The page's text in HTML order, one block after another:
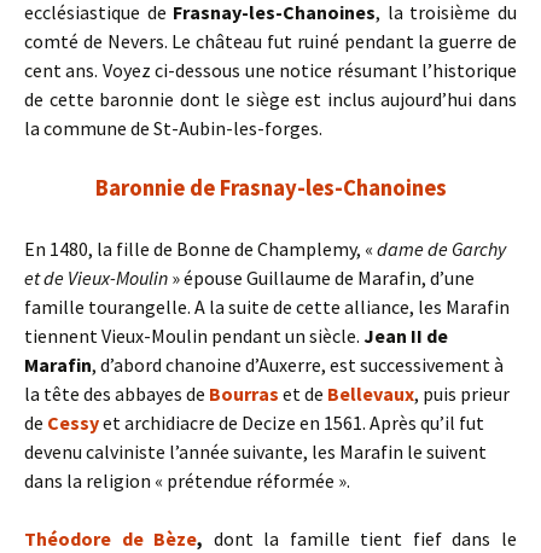
ecclésiastique de Frasnay-les-Chanoines, la troisième du
comté de Nevers. Le château fut ruiné pendant la guerre de
cent ans. Voyez ci-dessous une notice résumant l’historique
de cette baronnie dont le siège est inclus aujourd’hui dans
la commune de St-Aubin-les-forges.
Baronnie de Frasnay-les-Chanoines
En 1480, la fille de Bonne de Champlemy, « dame de Garchy
et de Vieux-Moulin » épouse Guillaume de Marafin, d’une
famille tourangelle. A la suite de cette alliance, les Marafin
tiennent Vieux-Moulin pendant un siècle. Jean II de
Marafin, d’abord chanoine d’Auxerre, est successivement à
la tête des abbayes de Bourras et de Bellevaux, puis prieur
de Cessyet archidiacre de Decize en 1561. Après qu’il fut
devenu calviniste l’année suivante, les Marafin le suivent
dans la religion « prétendue réformée ».
Théodore de Bèze, dont la famille tient fief dans le